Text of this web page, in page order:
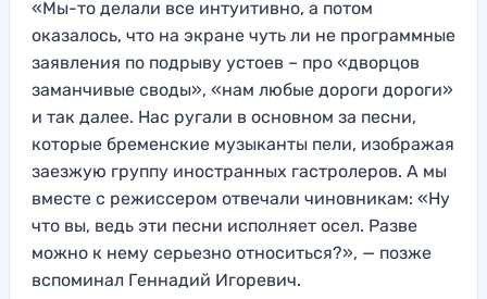
«Мы-то делали все интуитивно, а потом
оказалось, что на экране чуть ли не программные
заявления по подрыву устоев – про «дворцов
заманчивые своды», «нам любые дороги дороги»
и так далее. Нас ругали в основном за песни,
которые бременские музыканты пели, изображая
заезжую группу иностранных гастролеров. А мы
вместе с режиссером отвечали чиновникам: «Ну
что вы, ведь эти песни исполняет осел. Разве
можно к нему серьезно относиться?», — позже
вспоминал Геннадий Игоревич.